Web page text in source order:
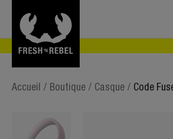
Accueil / Boutique / Casque / Code